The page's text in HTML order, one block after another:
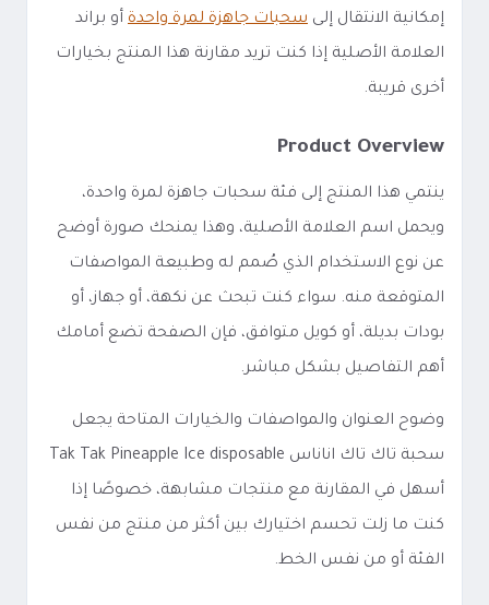
إمكانية الانتقال إلى سحبات جاهزة لمرة واحدة أو براند
العلامة الأصلية إذا كنت تريد مقارنة هذا المنتج بخيارات
أخرى قريبة.
Product Overview
ينتمي هذا المنتج إلى فئة سحبات جاهزة لمرة واحدة،
ويحمل اسم العلامة الأصلية، وهذا يمنحك صورة أوضح
عن نوع الاستخدام الذي صُمم له وطبيعة المواصفات
المتوقعة منه. سواء كنت تبحث عن نكهة، أو جهاز، أو
بودات بديلة، أو كويل متوافق، فإن الصفحة تضع أمامك
أهم التفاصيل بشكل مباشر.
وضوح العنوان والمواصفات والخيارات المتاحة يجعل
سحبة تاك تاك اناناس Tak Tak Pineapple Ice disposable
أسهل في المقارنة مع منتجات مشابهة، خصوصًا إذا
كنت ما زلت تحسم اختيارك بين أكثر من منتج من نفس
الفئة أو من نفس الخط.